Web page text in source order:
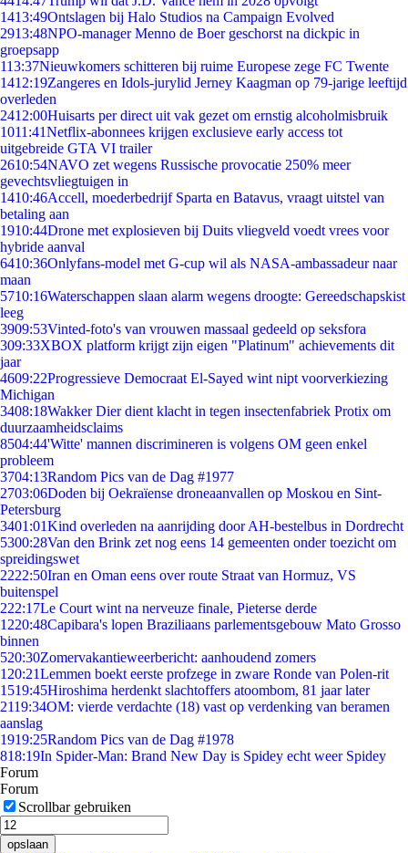
1413:49Ontslagen bij Halo Studios na Campaign Evolved
2913:48NPO-manager Menno de Boer geschorst na dickpic in
groepsapp
113:37Nieuwkomers schitteren bij ruime Europese zege FC Twente
1412:19Zangeres en Idols-jurylid Jerney Kaagman op 79-jarige leeftijd
overleden
2412:00Huisarts per direct uit vak gezet om ernstig alcoholmisbruik
1011:41Netflix-abonnees krijgen exclusieve early access tot
uitgebreide GTA VI trailer
2610:54NAVO zet wegens Russische provocatie 250% meer
gevechtsvliegtuigen in
1410:46Accell, moederbedrijf Sparta en Batavus, vraagt uitstel van
betaling aan
1910:44Drone met explosieven bij Duits vliegveld voedt vrees voor
hybride aanval
6410:36Onlyfans-model met G-cup wil als NASA-ambassadeur naar
maan
5710:16Waterschappen slaan alarm wegens droogte: Gereedschapskist
leeg
3909:53Vinted-foto's van vrouwen massaal gedeeld op seksfora
309:33XBOX platform krijgt zijn eigen "Platinum" achievements dit
jaar
4609:22Progressieve Democraat El-Sayed wint nipt voorverkiezing
Michigan
3408:18Wakker Dier dient klacht in tegen insectenfabriek Protix om
duurzaamheidsclaims
8504:44'Witte' mannen discrimineren is volgens OM geen enkel
probleem
3704:13Random Pics van de Dag #1977
2703:06Doden bij Oekraïense droneaanvallen op Moskou en Sint-
Petersburg
3401:01Kind overleden na aanrijding door AH-bestelbus in Dordrecht
5300:28Van den Brink zet nog eens 14 gemeenten onder toezicht om
spreidingswet
2222:50Iran en Oman eens over route Straat van Hormuz, VS
buitenspel
222:17Le Court wint na nerveuze finale, Pieterse derde
1220:48Capibara's lopen Braziliaans parlementsgebouw Mato Grosso
binnen
520:30Zomervakantieweerbericht: aanhoudend zomers
1 20:21Lemmen boekt eerste profzege in zware Ronde van Polen-rit
1519:45Hiroshima herdenkt slachtoffers atoombom, 81 jaar later
2119:34OM: vierde verdachte (18) vast op verdenking van beramen
aanslag
1919:25Random Pics van de Dag #1978
818:19In Spider-Man: Brand New Day is Spidey echt weer Spidey
Forum
Forum
Scrollbar gebruiken
opslaan